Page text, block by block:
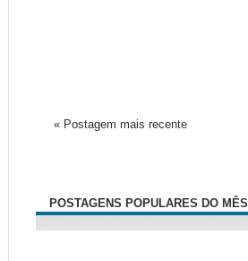
« Postagem mais recente
POSTAGENS POPULARES DO MÊS